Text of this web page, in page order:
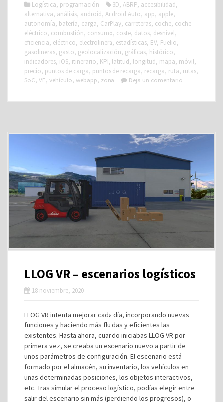
Logística, programación 3D, ABRP, accesibilidad,
alternativa, análisis, android, Android Auto, app, apple,
autonomía, batería, carga, CarPlay, carreteras, coche, coche
eléctrico, combustión, consumo, coste, datos, desnivel,
eficiencia, eléctrico, electrolinera, estadísticas, EV, Fuelio,
gasolineras, gasto, geolocalización, gráficas, histórico,
indicadores, iOS, itinerario, KPI, latitud, longitud, mapa, móvil,
precio, puntos de carga, puntos de recarga, recarga, ruta, rutas,
SoC, VE, vehículo, webapp, zona Deja un comentario
LLOG VR – escenarios logísticos
18 noviembre, 2020
LLOG VR intenta mejorar cada día, incorporando nuevas
funciones y haciendo más fluidas y eficientes las
existentes. Hasta ahora, cuando iniciabas LLOG VR por
primera vez, se creaba un escenario nuevo a partir de
unos parámetros de configuración. El escenario está
formado por el almacén, su inventario, los vehículos en
unas determinadas posiciones, los objetos interactivos,
etc. Tras simular el proceso logístico, podías elegir entre
salir del escenario sin más (perdiendo los progresos), o